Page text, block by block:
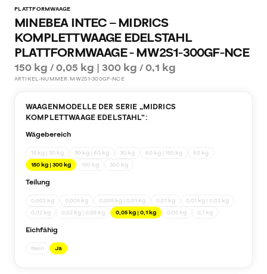
PLATTFORMWAAGE
MINEBEA INTEC – MIDRICS
KOMPLETTWAAGE EDELSTAHL
PLATTFORMWAAGE - MW2S1-300GF-NCE
150 kg / 0,05 kg | 300 kg / 0,1 kg
ARTIKEL-NUMMER: MW2S1-300GF-NCE
WAAGENMODELLE DER SERIE „MIDRICS
KOMPLETTWAAGE EDELSTAHL“:
Wägebereich
15 kg | 30 kg 30 kg | 60 kg 30 kg 60 kg | 150 kg
60 kg
150 kg | 300 kg
150 kg 300 kg
Teilung
0,002 kg 0,005 kg 0,005 kg | 0,01 kg 0,01 kg
0,01 kg | 0,02 kg
0,02 kg
0,02 kg | 0,05 kg 0,05 kg | 0,1 kg 0,05 kg 0,1 kg
Eichfähig
Nein Ja